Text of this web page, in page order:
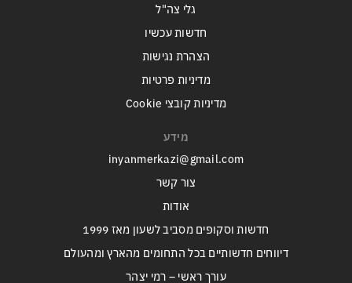
גלי צה"ל
חדשות עכשיו
הצהרת נגישות
מדיניות פרטיות
מדיניות קובצי Cookie
מידע
inyanmerkazi@gmail.com
צור קשר
אודות
חדשות וסקופים מסביב לשעון מאז 1999
דיווחים חדשותיים בכל התחומים מהארץ ומהעולם
עורך ראשי – רמי יצהר